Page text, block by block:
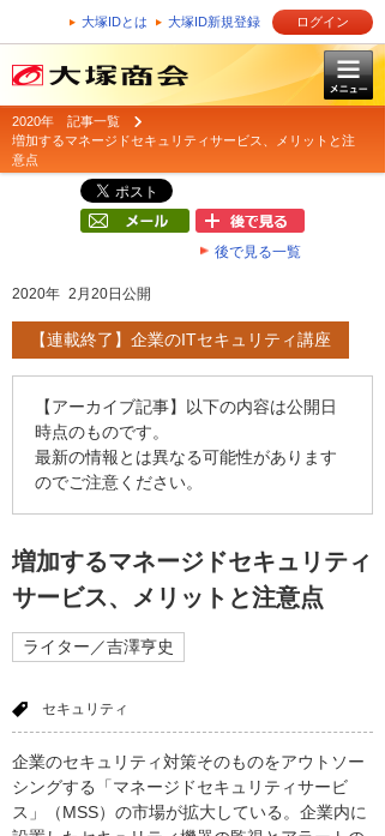
大塚IDとは 大塚ID新規登録 ログイン
2020年 記事一覧
増加するマネージドセキュリティサービス、メリットと注
意点
後で見る一覧
2020年 2月20日公開
【連載終了】企業のITセキュリティ講座
【アーカイブ記事】以下の内容は公開日
時点のものです。
最新の情報とは異なる可能性があります
のでご注意ください。
増加するマネージドセキュリティ
サービス、メリットと注意点
ライター／吉澤亨史
セキュリティ
企業のセキュリティ対策そのものをアウトソー
シングする「マネージドセキュリティサービ
ス」（MSS）の市場が拡大している。企業内に